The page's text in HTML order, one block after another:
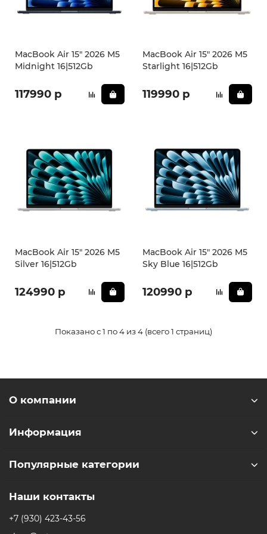
Все категории (12)
Все категории (9)
Mac Studio
HomePod
Все категории (17)
MacBook Air 15" 2026 M5
Midnight 16|512Gb
117990 р
MacBook Air 15" 2026 M5
Starlight 16|512Gb
119990 р
MacBook Air 15" 2026 M5
Silver 16|512Gb
124990 р
MacBook Air 15" 2026 M5
Sky Blue 16|512Gb
120990 р
Показано с 1 по 4 из 4 (всего 1 страниц)
О компании
Информация
Популярные категории
Наши контакты
+7 (930) 423-43-56